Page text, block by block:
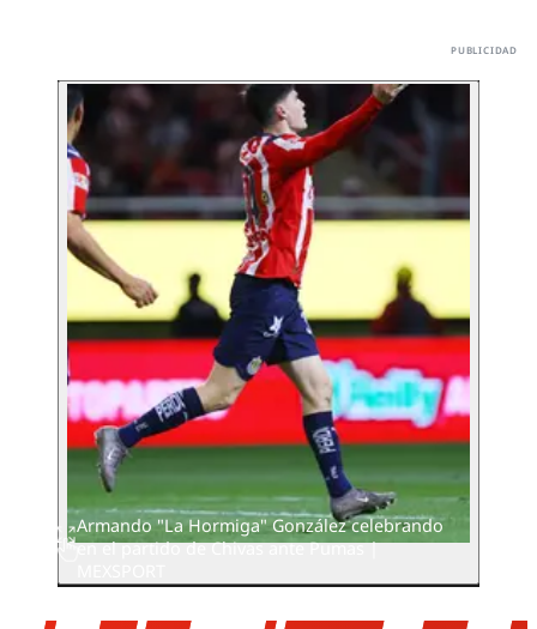
Armando "La Hormiga" González celebrando
en el partido de Chivas ante Pumas |